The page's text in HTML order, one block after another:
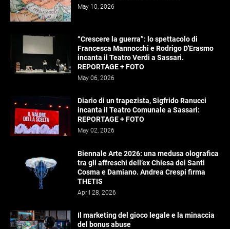
May 10, 2026
“Crescere la guerra”: lo spettacolo di
Francesca Mannocchi e Rodrigo D'Erasmo
incanta il Teatro Verdi a Sassari.
REPORTAGE + FOTO
May 06, 2026
Diario di un trapezista, Sigfrido Ranucci
incanta il Teatro Comunale a Sassari:
REPORTAGE + FOTO
May 02, 2026
Biennale Arte 2026: una medusa olografica
tra gli affreschi dell’ex Chiesa dei Santi
Cosma e Damiano. Andrea Crespi firma
THETIS
April 28, 2026
Il marketing del gioco legale e la minaccia
del bonus abuse